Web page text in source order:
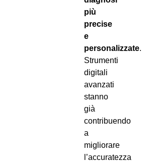
più
precise
e
personalizzate.
Strumenti
digitali
avanzati
stanno
già
contribuendo
a
migliorare
l’accuratezza